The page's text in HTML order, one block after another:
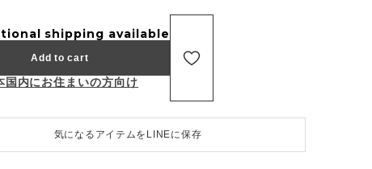
shipping available
Add to cart
国内にお住まいの方向け
気になるアイテムをLINEに保存